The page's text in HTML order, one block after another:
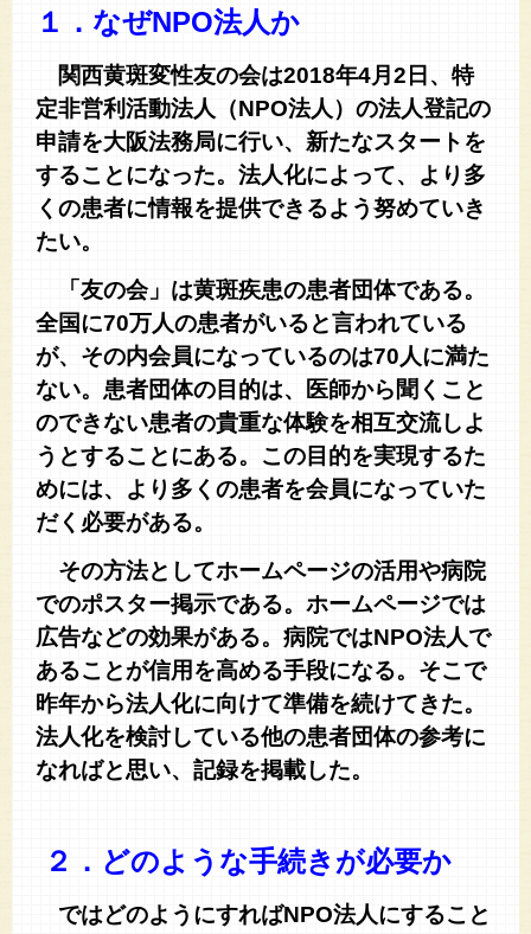
１．なぜNPO法人か
関西黄斑変性友の会は2018年4月2日、特
定非営利活動法人（NPO法人）の法人登記の
申請を大阪法務局に行い、新たなスタートを
することになった。法人化によって、より多
くの患者に情報を提供できるよう努めていき
たい。
「友の会」は黄斑疾患の患者団体である。
全国に70万人の患者がいると言われている
が、その内会員になっているのは70人に満た
ない。患者団体の目的は、医師から聞くこと
のできない患者の貴重な体験を相互交流しよ
うとすることにある。この目的を実現するた
めには、より多くの患者を会員になっていた
だく必要がある。
その方法としてホームページの活用や病院
でのポスター掲示である。ホームページでは
広告などの効果がある。病院ではNPO法人で
あることが信用を高める手段になる。そこで
昨年から法人化に向けて準備を続けてきた。
法人化を検討している他の患者団体の参考に
なればと思い、記録を掲載した。
２． どのような手続きが必要か
ではどのようにすればNPO法人にすること